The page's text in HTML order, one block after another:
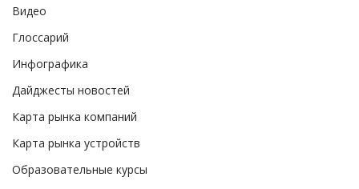
Видео
Глоссарий
Инфографика
Дайджесты новостей
Карта рынка компаний
Карта рынка устройств
Образовательные курсы